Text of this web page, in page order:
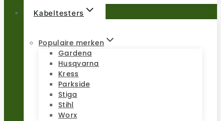
Kabeltesters
Populaire merken
Gardena
Husqvarna
Kress
Parkside
Stiga
Stihl
Worx